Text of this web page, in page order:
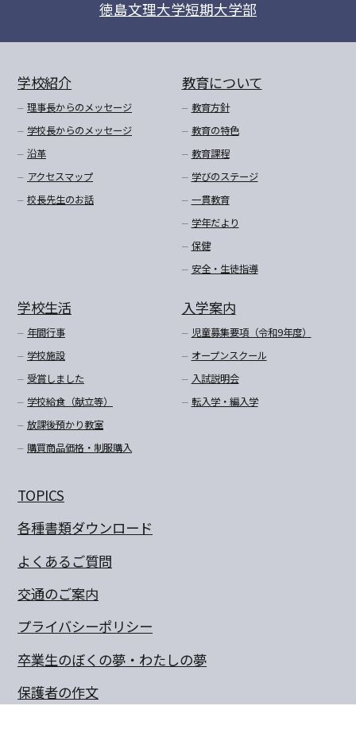
徳島文理大学短期大学部
学校紹介
理事長からのメッセージ
学校長からのメッセージ
沿革
アクセスマップ
校長先生のお話
教育について
教育方針
教育の特色
教育課程
学びのステージ
一貫教育
学年だより
保健
安全・生徒指導
学校生活
年間行事
学校施設
受賞しました
学校給食（献立等）
放課後預かり教室
購買商品価格・制服購入
入学案内
児童募集要項（令和9年度）
オープンスクール
入試説明会
転入学・編入学
TOPICS
各種書類ダウンロード
よくあるご質問
交通のご案内
プライバシーポリシー
卒業生のぼくの夢・わたしの夢
保護者の作文